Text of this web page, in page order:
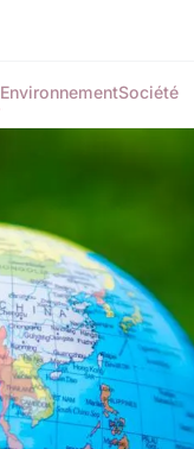
EnvironnementSociété